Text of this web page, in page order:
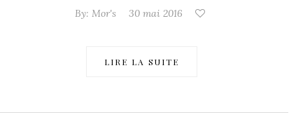
By: Mor's 30 mai 2016
LIRE LA SUITE